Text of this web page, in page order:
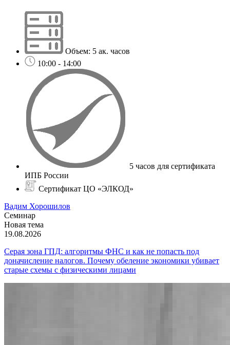
Объем: 5 ак. часов
10:00 - 14:00
5 часов для сертификата
ИПБ России
Сертификат ЦО «ЭЛКОД»
Вадим Хорошилов
Семинар
Новая тема
19.08.2026
Серая зона ГПД: алгоритмы ФНС и как не попасть под
доначисление налогов. Почему обеление экономики убивает
старые схемы с физическими лицами